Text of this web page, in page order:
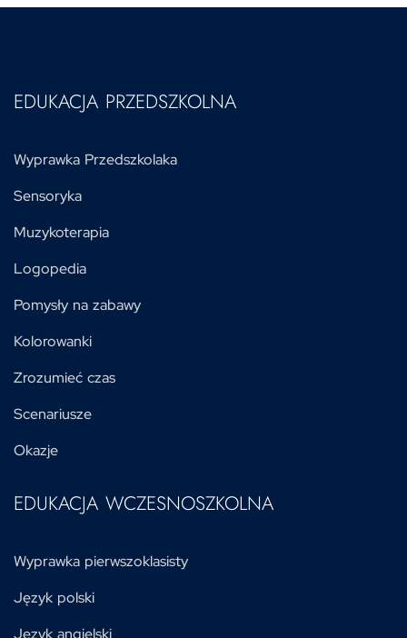
EDUKACJA PRZEDSZKOLNA
Wyprawka Przedszkolaka
Sensoryka
Muzykoterapia
Logopedia
Pomysły na zabawy
Kolorowanki
Zrozumieć czas
Scenariusze
Okazje
EDUKACJA WCZESNOSZKOLNA
Wyprawka pierwszoklasisty
Język polski
Język angielski